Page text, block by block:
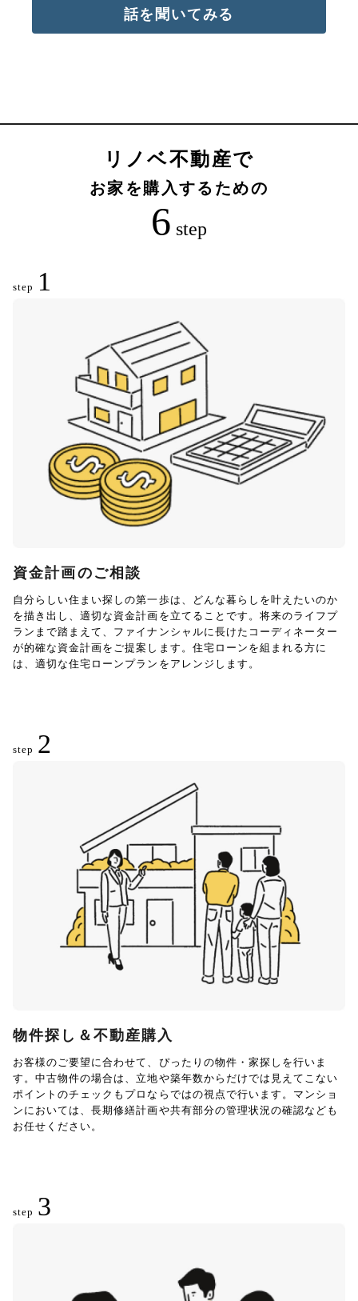
話を聞いてみる
リノベ不動産で
お家を購入するための
6 step
step 1
資金計画のご相談
自分らしい住まい探しの第一歩は、どんな暮らしを叶えたいのか
を描き出し、適切な資金計画を立てることです。将来のライフプ
ランまで踏まえて、ファイナンシャルに長けたコーディネーター
が的確な資金計画をご提案します。住宅ローンを組まれる方に
は、適切な住宅ローンプランをアレンジします。
step 2
物件探し＆不動産購入
お客様のご要望に合わせて、ぴったりの物件・家探しを行いま
す。中古物件の場合は、立地や築年数からだけでは見えてこない
ポイントのチェックもプロならではの視点で行います。マンショ
ンにおいては、長期修繕計画や共有部分の管理状況の確認なども
お任せください。
step 3